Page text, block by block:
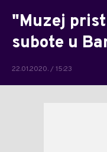
"Muzej
subote u
22.01.2020. / 15:23